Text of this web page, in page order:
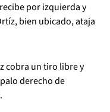
por izquierda y
bien ubicado, ataja
cobra un tiro libre y
derecho de